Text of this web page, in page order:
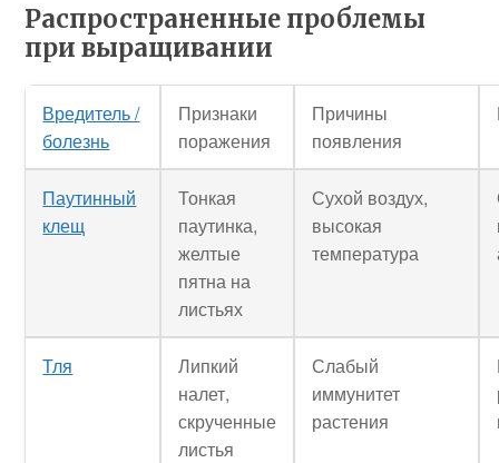
Распространенные проблемы
при выращивании
Вредитель /
болезнь
Признаки
поражения
Причины
появления
Паутинный
клещ
Тонкая
паутинка,
желтые
пятна на
листьях
Сухой воздух,
высокая
температура
Тля
Липкий
налет,
скрученные
листья
Слабый
иммунитет
растения